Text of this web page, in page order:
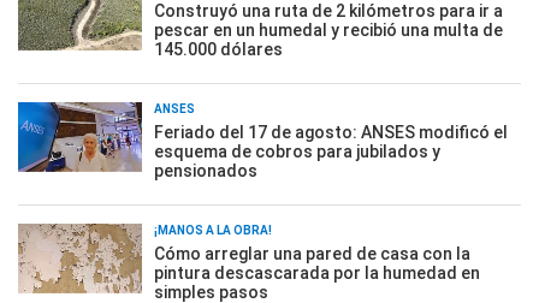
Construyó una ruta de 2 kilómetros para ir a
pescar en un humedal y recibió una multa de
145.000 dólares
ANSES
Feriado del 17 de agosto: ANSES modificó el
esquema de cobros para jubilados y
pensionados
¡MANOS A LA OBRA!
Cómo arreglar una pared de casa con la
pintura descascarada por la humedad en
simples pasos